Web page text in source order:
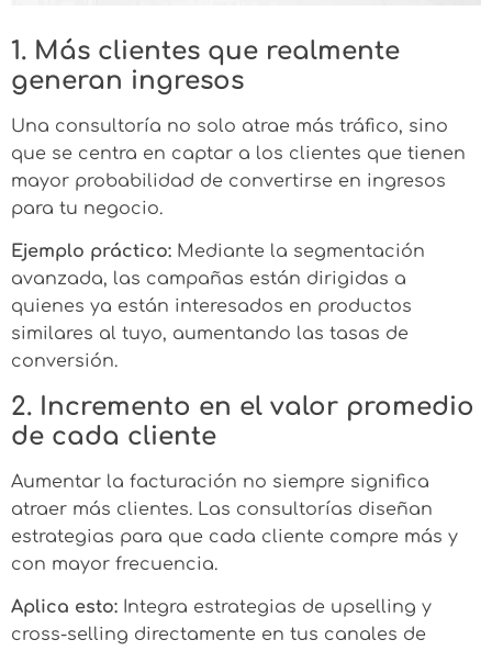
1. Más clientes que realmente
generan ingresos
Una consultoría no solo atrae más tráfico, sino
que se centra en captar a los clientes que tienen
mayor probabilidad de convertirse en ingresos
para tu negocio.
Ejemplo práctico: Mediante la segmentación
avanzada, las campañas están dirigidas a
quienes ya están interesados en productos
similares al tuyo, aumentando las tasas de
conversión.
2. Incremento en el valor promedio
de cada cliente
Aumentar la facturación no siempre significa
atraer más clientes. Las consultorías diseñan
estrategias para que cada cliente compre más y
con mayor frecuencia.
Aplica esto: Integra estrategias de upselling y
cross-selling directamente en tus canales de